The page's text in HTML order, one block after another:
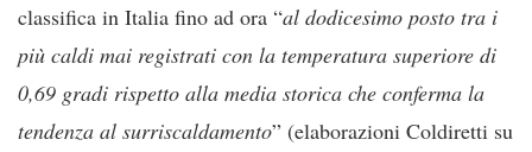
classifica in Italia fino ad ora “al dodicesimo posto tra i
più caldi mai registrati con la temperatura superiore di
0,69 gradi rispetto alla media storica che conferma la
tendenza al surriscaldamento” (elaborazioni Coldiretti su